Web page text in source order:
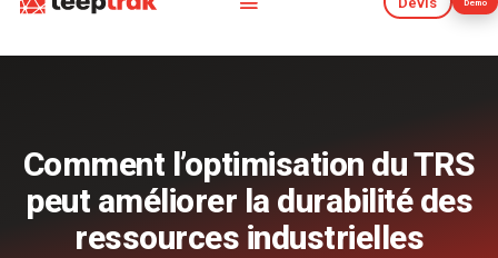
Démo
Devis Démo
Comment l’optimisation du TRS
peut améliorer la durabilité des
ressources industrielles